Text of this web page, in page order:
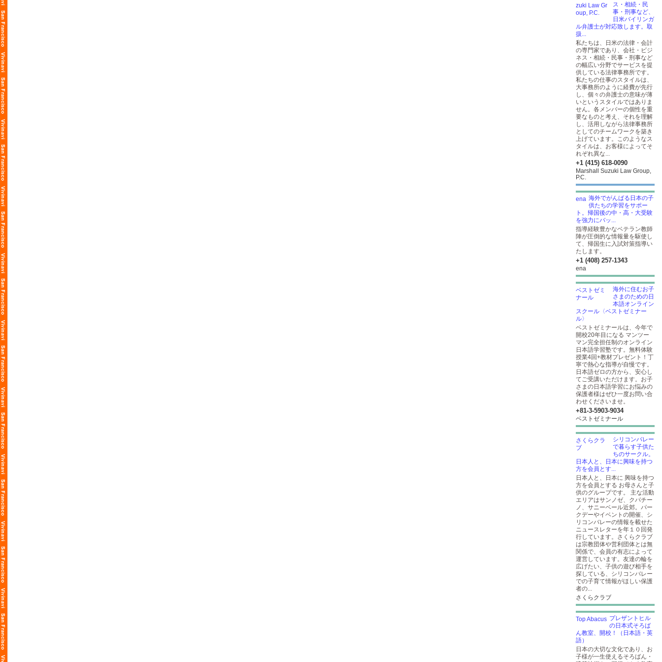
ス・相続・民
事・刑事など、
日米バイリンガ
ル弁護士が対応致します。取
扱...
私たちは、日米の法律・会計
の専門家であり、会社・ビジ
ネス・相続・民事・刑事など
の幅広い分野でサービスを提
供している法律事務所です。
私たちの仕事のスタイルは、
大事務所のように経費が先行
し、個々の弁護士の意味が薄
いというスタイルではありま
せん。各メンバーの個性を重
要なものと考え、それを理解
し、活用しながら法律事務所
としてのチームワークを築き
上げています。このようなス
タイルは、お客様によってそ
れぞれ異な...
+1 (415) 618-0090
Marshall Suzuki Law Group,
P.C.
海外でがんばる日本の子
供たちの学習をサポー
ト。帰国後の中・高・大受験
を強力にバッ...
指導経験豊かなベテラン教師
陣が圧倒的な情報量を駆使し
て、帰国生に入試対策指導い
たします。
+1 (408) 257-1343
ena
海外に住むお子
さまのための日
本語オンライン
スクール〈ベストゼミナー
ル〉
ベストゼミナールは、今年で
開校20年目になる マンツー
マン完全担任制のオンライン
日本語学習塾です。無料体験
授業4回+教材プレゼント！丁
寧で熱心な指導が自慢です。
日本語ゼロの方から、安心し
てご受講いただけます。お子
さまの日本語学習にお悩みの
保護者様はぜひ一度お問い合
わせくださいませ。
+81-3-5903​-9034
ベストゼミナール
シリコンバレー
で暮らす子供た
ちのサークル。
日本人と、日本に興味を持つ
方を会員とす...
日本人と、日本に 興味を持つ
方を会員とする お母さんと子
供のグループです。 主な活動
エリアはサンノゼ、クパチー
ノ、サニーベール近郊。パー
クデーやイベントの開催、シ
リコンバレーの情報を載せた
ニュースレターを年１０回発
行しています。さくらクラブ
は宗教団体や営利団体とは無
関係で、会員の有志によって
運営しています。友達の輪を
広げたい、子供の遊び相手を
探している、シリコンバレー
での子育て情報がほしい保護
者の...
さくらクラブ
プレザントヒル
の日本式そろば
ん教室、開校！（日本語・英
語）
日本の大切な文化であり、お
子様が一生使えるそろばん・